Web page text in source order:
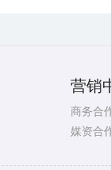
营销
商务合
媒资合